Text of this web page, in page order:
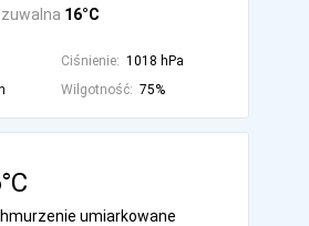
16°C
Ciśnienie: 1018 hPa
Wilgotność: 75%
umiarkowane